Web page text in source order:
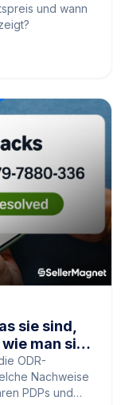
und wann
sie sind,
man sie
ODR-
Nachweise
PDPs und